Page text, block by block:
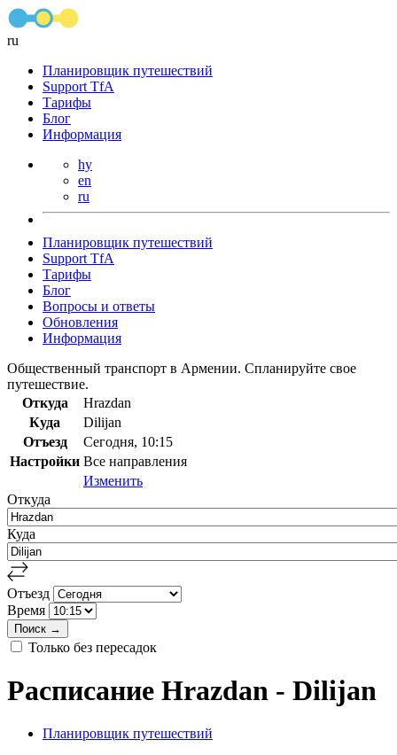
ru
Планировщик путешествий
Support TfA
Тарифы
Блог
Информация
hy
en
ru
Планировщик путешествий
Support TfA
Тарифы
Блог
Вопросы и ответы
Обновления
Информация
Общественный транспорт в Армении. Спланируйте свое
путешествие.
Откуда
Hrazdan
Куда
Dilijan
Отъезд
Сегодня, 10:15
Настройки Все направления
Изменить
Откуда
Куда
Отъезд
Время
Только без пересадок
Расписание Hrazdan - Dilijan
Планировщик путешествий